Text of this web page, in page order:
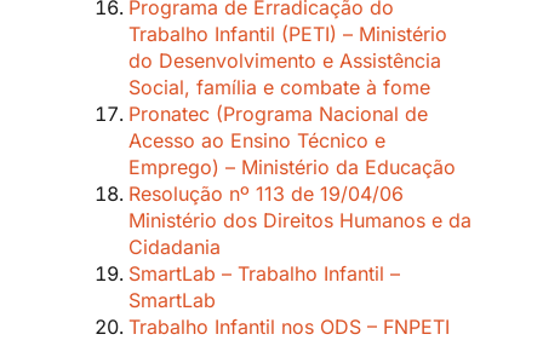
Programa de Erradicação do
Trabalho Infantil (PETI) – Ministério
do Desenvolvimento e Assistência
Social, família e combate à fome
Pronatec (Programa Nacional de
Acesso ao Ensino Técnico e
Emprego) – Ministério da Educação
Resolução nº 113 de 19/04/06
Ministério dos Direitos Humanos e da
Cidadania
SmartLab – Trabalho Infantil –
SmartLab
Trabalho Infantil nos ODS – FNPETI